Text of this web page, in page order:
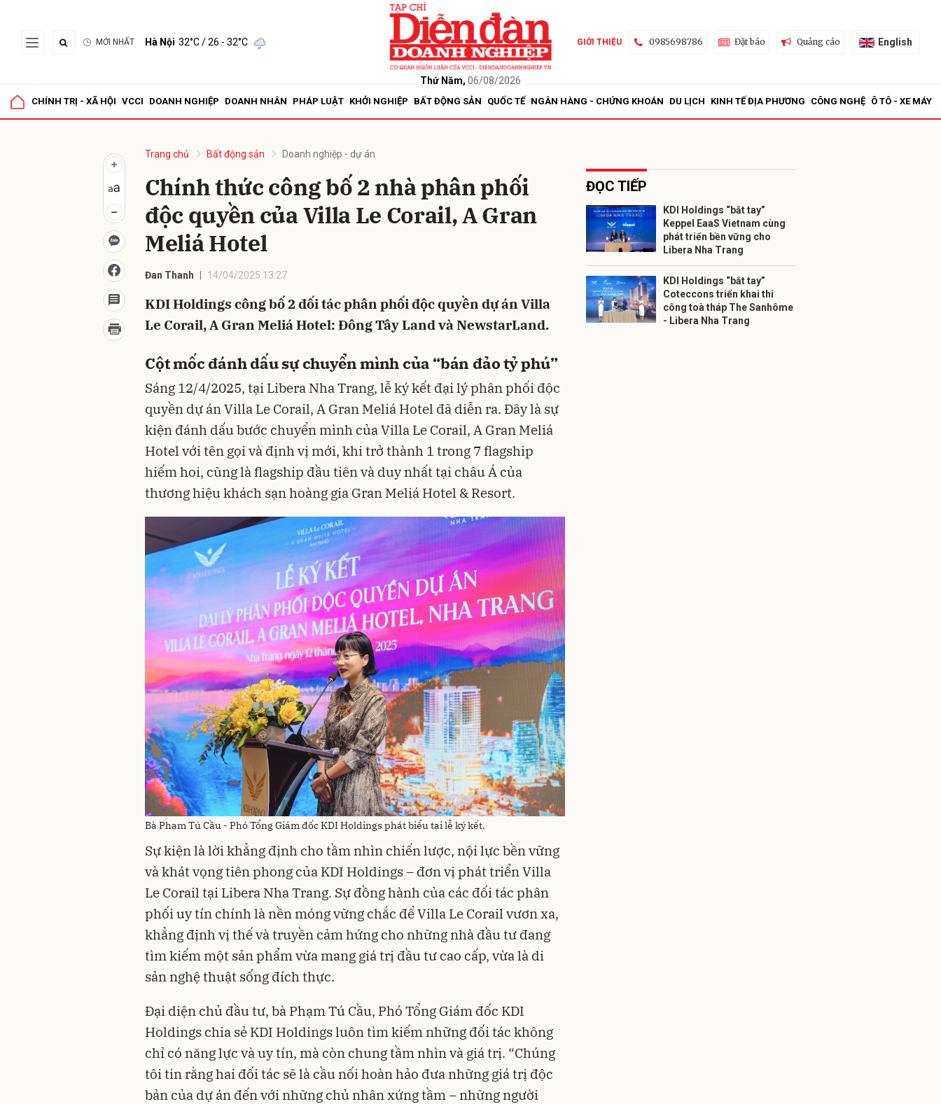
MỚI NHẤT Hà Nội 32°C/ 26 - 32°C
Thứ Năm, 06/08/2026
GIỚI THIỆU 0985698786 Đặt báo Quảng cáo English
CHÍNH TRỊ - XÃ HỘI VCCI DOANH NGHIỆP DOANH NHÂN PHÁP LUẬT KHỞI NGHIỆP BẤT ĐỘNG SẢN QUỐC TẾ NGÂN HÀNG - CHỨNG KHOÁN DU LỊCH KINH TẾ ĐỊA PHƯƠNG CÔNG NGHỆ Ô TÔ - XE MÁY
Trang chủ Bất động sản Doanh nghiệp - dự án
Chính thức công bố 2 nhà phân phối
độc quyền của Villa Le Corail, A Gran
Meliá Hotel
Đan Thanh 14/04/2025 13:27
KDI Holdings công bố 2 đối tác phân phối độc quyền dự án Villa
Le Corail, A Gran Meliá Hotel: Đông Tây Land và NewstarLand.
Cột mốc đánh dấu sự chuyển mình của “bán đảo tỷ phú”
Sáng 12/4/2025, tại Libera Nha Trang, lễ ký kết đại lý phân phối độc
quyền dự án Villa Le Corail, A Gran Meliá Hotel đã diễn ra. Đây là sự
kiện đánh dấu bước chuyển mình của Villa Le Corail, A Gran Meliá
Hotel với tên gọi và định vị mới, khi trở thành 1 trong 7 flagship
hiếm hoi, cũng là flagship đầu tiên và duy nhất tại châu Á của
thương hiệu khách sạn hoàng gia Gran Meliá Hotel & Resort.
Bà Phạm Tú Cầu - Phó Tổng Giám đốc KDI Holdings phát biểu tại lễ ký kết.
Sự kiện là lời khẳng định cho tầm nhìn chiến lược, nội lực bền vững
và khát vọng tiên phong của KDI Holdings – đơn vị phát triển Villa
Le Corail tại Libera Nha Trang. Sự đồng hành của các đối tác phân
phối uy tín chính là nền móng vững chắc để Villa Le Corail vươn xa,
khẳng định vị thế và truyền cảm hứng cho những nhà đầu tư đang
tìm kiếm một sản phẩm vừa mang giá trị đầu tư cao cấp, vừa là di
sản nghệ thuật sống đích thực.
Đại diện chủ đầu tư, bà Phạm Tú Cầu, Phó Tổng Giám đốc KDI
Holdings chia sẻ KDI Holdings luôn tìm kiếm những đối tác không
chỉ có năng lực và uy tín, mà còn chung tầm nhìn và giá trị. “Chúng
tôi tin rằng hai đối tác sẽ là cầu nối hoàn hảo đưa những giá trị độc
bản của dự án đến với những chủ nhân xứng tầm – những người
ĐỌC TIẾP
KDI Holdings “bắt tay”
Keppel EaaS Vietnam cùng
phát triển bền vững cho
Libera Nha Trang
KDI Holdings “bắt tay”
Coteccons triển khai thi
công toà tháp The Sanhôme
- Libera Nha Trang
Gửi